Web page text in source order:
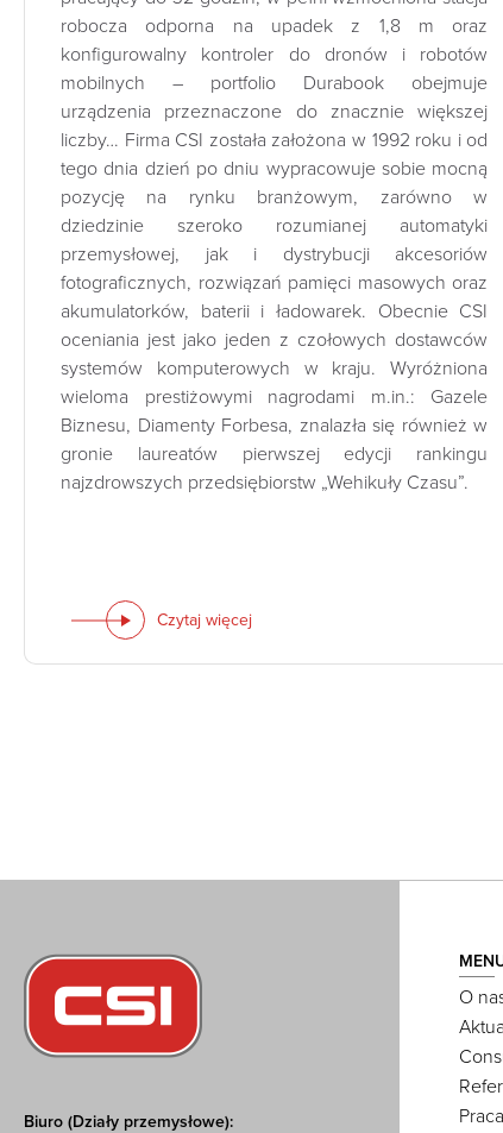
robocza odporna na upadek z 1,8 m oraz
konfigurowalny kontroler do dronów i robotów
mobilnych – portfolio Durabook obejmuje
urządzenia przeznaczone do znacznie większej
liczby… Firma CSI została założona w 1992 roku i od
tego dnia dzień po dniu wypracowuje sobie mocną
pozycję na rynku branżowym, zarówno w
dziedzinie szeroko rozumianej automatyki
przemysłowej, jak i dystrybucji akcesoriów
fotograficznych, rozwiązań pamięci masowych oraz
akumulatorków, baterii i ładowarek. Obecnie CSI
oceniania jest jako jeden z czołowych dostawców
systemów komputerowych w kraju. Wyróżniona
wieloma prestiżowymi nagrodami m.in.: Gazele
Biznesu, Diamenty Forbesa, znalazła się również w
gronie laureatów pierwszej edycji rankingu
najzdrowszych przedsiębiorstw „Wehikuły Czasu”.
Czytaj więcej
Biuro (Działy przemysłowe):
O
Praca